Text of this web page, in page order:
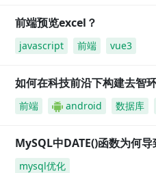
前端预览excel？
javascript 前端 vue3
如何在科技前沿下构建去智
前端 android 数据库
MySQL中DATE()函数为何
mysql优化